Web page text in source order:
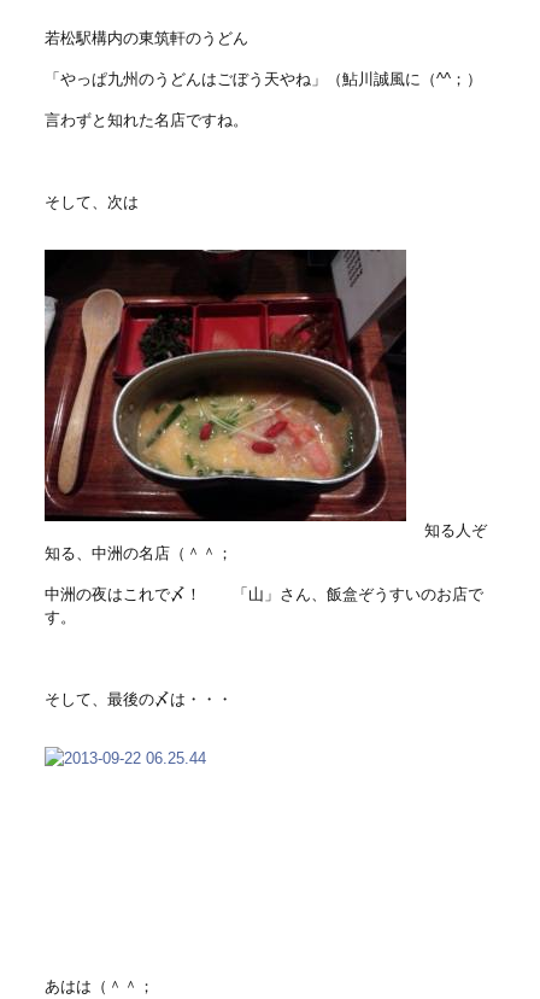
若松駅構内の東筑軒のうどん
「やっぱ九州のうどんはごぼう天やね」（鮎川誠風に（^^；）
言わずと知れた名店ですね。
そして、次は
知る人ぞ
知る、中洲の名店（＾＾；
中洲の夜はこれで〆！ 「山」さん、飯盒ぞうすいのお店で
す。
そして、最後の〆は・・・
あはは（＾＾；